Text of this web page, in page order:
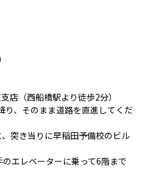
店（西船橋駅より徒歩2分）
、そのまま道路を直進してくだ
突き当りに早稲田予備校のビル
エレベーターに乗って6階まで